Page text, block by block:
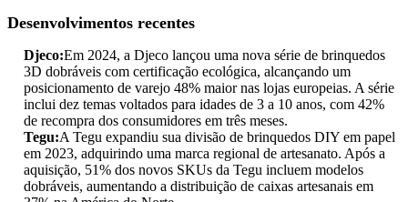
Desenvolvimentos recentes
Djeco:Em 2024, a Djeco lançou uma nova série de brinquedos
3D dobráveis ​​com certificação ecológica, alcançando um
posicionamento de varejo 48% maior nas lojas europeias. A série
inclui dez temas voltados para idades de 3 a 10 anos, com 42%
de recompra dos consumidores em três meses.
Tegu:A Tegu expandiu sua divisão de brinquedos DIY em papel
em 2023, adquirindo uma marca regional de artesanato. Após a
aquisição, 51% dos novos SKUs da Tegu incluem modelos
dobráveis, aumentando a distribuição de caixas artesanais em